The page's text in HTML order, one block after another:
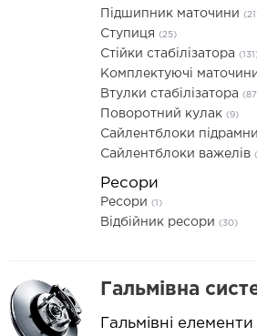
Підшипник маточини
Ступиця (25)
Стійки стабілізатора
Комплектуючі
Втулки стабілізатора
Поворотний кулак (9)
Сайлентблоки
Сайлентблоки важелів
Ресори
Ресори (1)
Відбійник ресори (30)
Гальмівна
Гальмівні елементи